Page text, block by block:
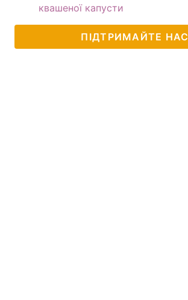
квашеної капусти
ПІДТРИМАЙТЕ НАС